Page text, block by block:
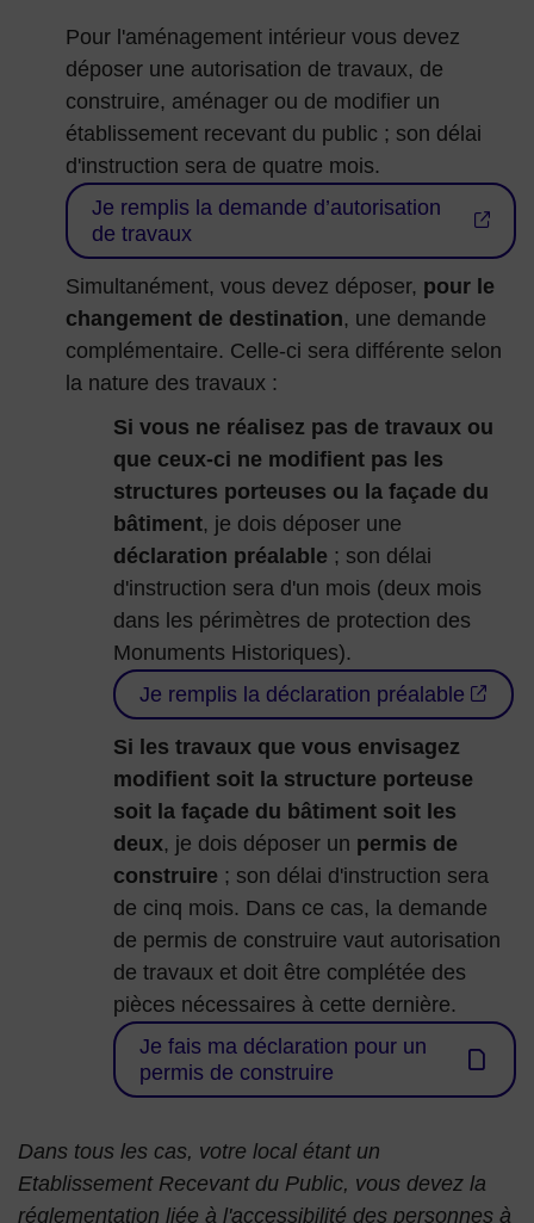
Pour l'aménagement intérieur vous devez
déposer une autorisation de travaux, de
construire, aménager ou de modifier un
établissement recevant du public ; son délai
d'instruction sera de quatre mois.
Je remplis la demande d’autorisation
de travaux
Simultanément, vous devez déposer, pour le
changement de destination, une demande
complémentaire. Celle-ci sera différente selon
la nature des travaux :
Si vous ne réalisez pas de travaux ou
que ceux-ci ne modifient pas les
structures porteuses ou la façade du
bâtiment, je dois déposer une
déclaration préalable ; son délai
d'instruction sera d'un mois (deux mois
dans les périmètres de protection des
Monuments Historiques).
Je remplis la déclaration préalable
Si les travaux que vous envisagez
modifient soit la structure porteuse
soit la façade du bâtiment soit les
deux, je dois déposer un permis de
construire ; son délai d'instruction sera
de cinq mois. Dans ce cas, la demande
de permis de construire vaut autorisation
de travaux et doit être complétée des
pièces nécessaires à cette dernière.
Je fais ma déclaration pour un
permis de construire
Dans tous les cas, votre local étant un
Etablissement Recevant du Public, vous devez la
réglementation liée à l'accessibilité des personnes à